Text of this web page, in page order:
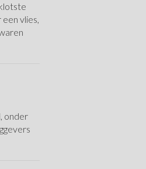
vlies,
onder